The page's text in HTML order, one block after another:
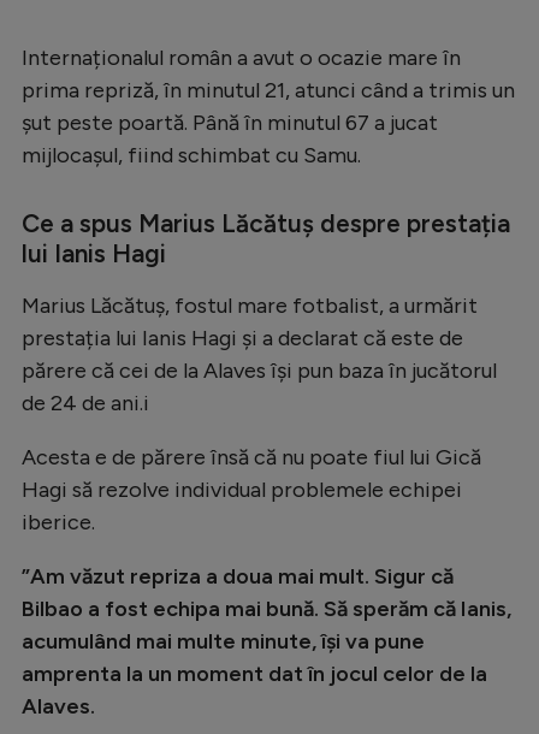
Starurile fotbalului
EURO 2024
Stranieri
Tenis
Handbal
Formula 1
Gimnastică
Rugby
Ciclism
Alte sporturi
Internaționalul român a avut o ocazie mare în
prima repriză, în minutul 21, atunci când a trimis un
șut peste poartă. Până în minutul 67 a jucat
mijlocașul, fiind schimbat cu Samu.
Ce a spus Marius Lăcătuș despre prestația
lui Ianis Hagi
Marius Lăcătuș, fostul mare fotbalist, a urmărit
prestația lui Ianis Hagi și a declarat că este de
părere că cei de la Alaves își pun baza în jucătorul
de 24 de ani.i
Acesta e de părere însă că nu poate fiul lui Gică
Hagi să rezolve individual problemele echipei
iberice.
”Am văzut repriza a doua mai mult. Sigur că
Bilbao a fost echipa mai bună. Să sperăm că Ianis,
acumulând mai multe minute, își va pune
amprenta la un moment dat în jocul celor de la
Alaves.